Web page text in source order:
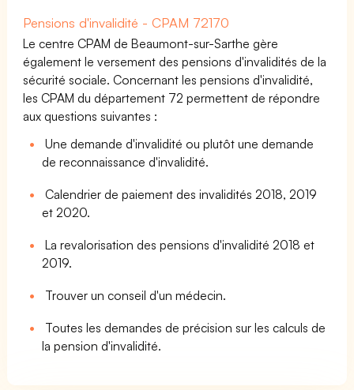
Pensions d'invalidité - CPAM 72170
Le centre CPAM de Beaumont-sur-Sarthe gère
également le versement des pensions d'invalidités de la
sécurité sociale. Concernant les pensions d'invalidité,
les CPAM du département 72 permettent de répondre
aux questions suivantes :
Une demande d'invalidité ou plutôt une demande
de reconnaissance d'invalidité.
Calendrier de paiement des invalidités 2018, 2019
et 2020.
La revalorisation des pensions d'invalidité 2018 et
2019.
Trouver un conseil d'un médecin.
Toutes les demandes de précision sur les calculs de
la pension d'invalidité.